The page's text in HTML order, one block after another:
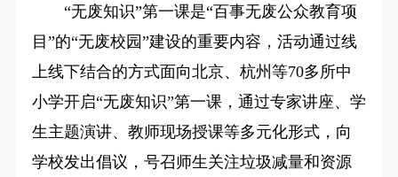
“无废知识”第一课是“百事无废公众教育项
目”的“无废校园”建设的重要内容，活动通过线
上线下结合的方式面向北京、杭州等70多所中
小学开启“无废知识”第一课，通过专家讲座、学
生主题演讲、教师现场授课等多元化形式，向
学校发出倡议，号召师生关注垃圾减量和资源